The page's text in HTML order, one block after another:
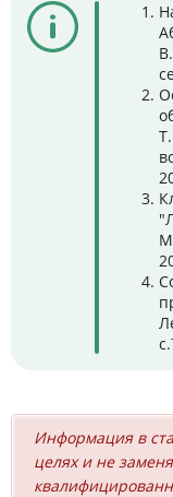
Информация в
целях и не